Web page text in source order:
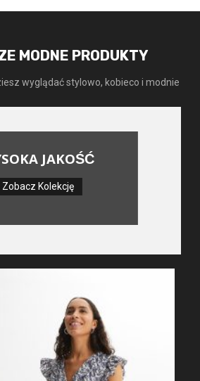
MODNE PRODUKTY
wyglądać stylowo, kobieco i modnie
JAKOŚĆ
Zobacz Kolekcję